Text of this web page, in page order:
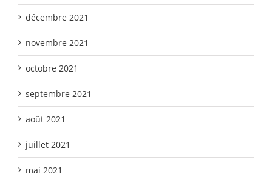
décembre 2021
novembre 2021
octobre 2021
septembre 2021
août 2021
juillet 2021
mai 2021